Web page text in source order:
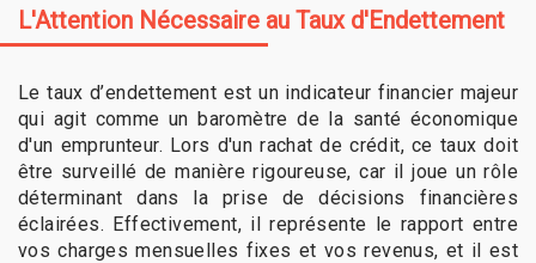
L'Attention Nécessaire au Taux d'Endettement
Le taux d’endettement est un indicateur financier majeur
qui agit comme un baromètre de la santé économique
d'un emprunteur. Lors d'un rachat de crédit, ce taux doit
être surveillé de manière rigoureuse, car il joue un rôle
déterminant dans la prise de décisions financières
éclairées. Effectivement, il représente le rapport entre
vos charges mensuelles fixes et vos revenus, et il est